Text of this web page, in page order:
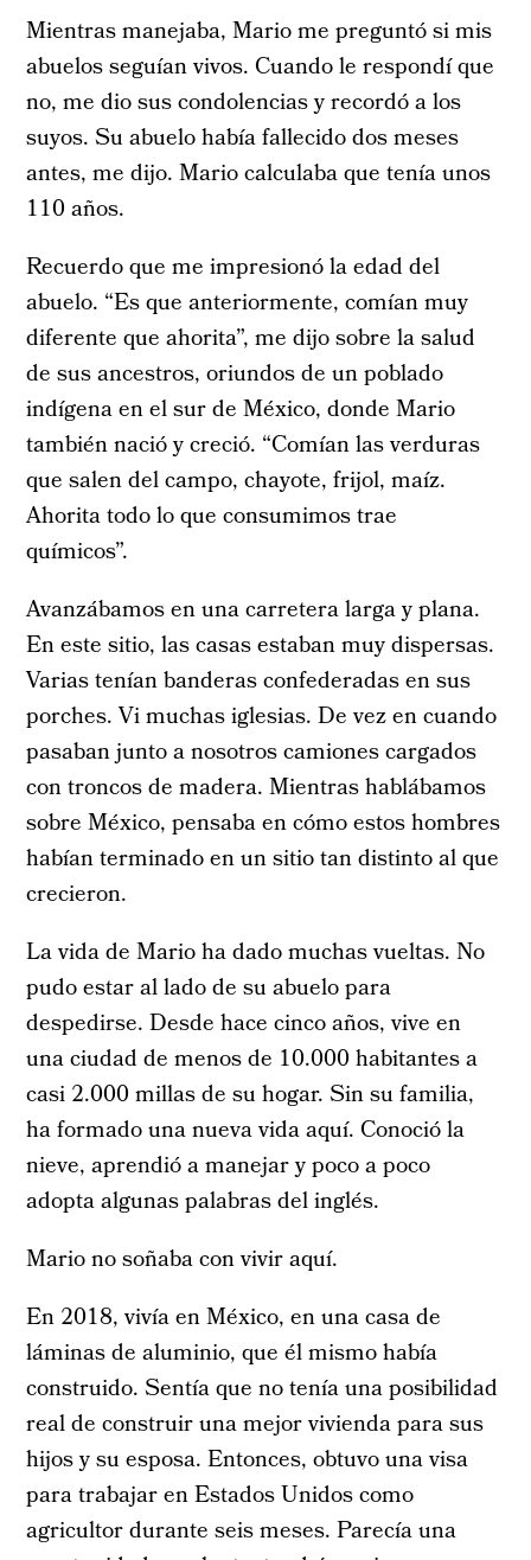
Mientras manejaba, Mario me preguntó si mis
abuelos seguían vivos. Cuando le respondí que
no, me dio sus condolencias y recordó a los
suyos. Su abuelo había fallecido dos meses
antes, me dijo. Mario calculaba que tenía unos
110 años.
Recuerdo que me impresionó la edad del
abuelo. “Es que anteriormente, comían muy
diferente que ahorita”, me dijo sobre la salud
de sus ancestros, oriundos de un poblado
indígena en el sur de México, donde Mario
también nació y creció. “Comían las verduras
que salen del campo, chayote, frijol, maíz.
Ahorita todo lo que consumimos trae
químicos”.
Avanzábamos en una carretera larga y plana.
En este sitio, las casas estaban muy dispersas.
Varias tenían banderas confederadas en sus
porches. Vi muchas iglesias. De vez en cuando
pasaban junto a nosotros camiones cargados
con troncos de madera. Mientras hablábamos
sobre México, pensaba en cómo estos hombres
habían terminado en un sitio tan distinto al que
crecieron.
La vida de Mario ha dado muchas vueltas. No
pudo estar al lado de su abuelo para
despedirse. Desde hace cinco años, vive en
una ciudad de menos de 10.000 habitantes a
casi 2.000 millas de su hogar. Sin su familia,
ha formado una nueva vida aquí. Conoció la
nieve, aprendió a manejar y poco a poco
adopta algunas palabras del inglés.
Mario no soñaba con vivir aquí.
En 2018, vivía en México, en una casa de
láminas de aluminio, que él mismo había
construido. Sentía que no tenía una posibilidad
real de construir una mejor vivienda para sus
hijos y su esposa. Entonces, obtuvo una visa
para trabajar en Estados Unidos como
agricultor durante seis meses. Parecía una